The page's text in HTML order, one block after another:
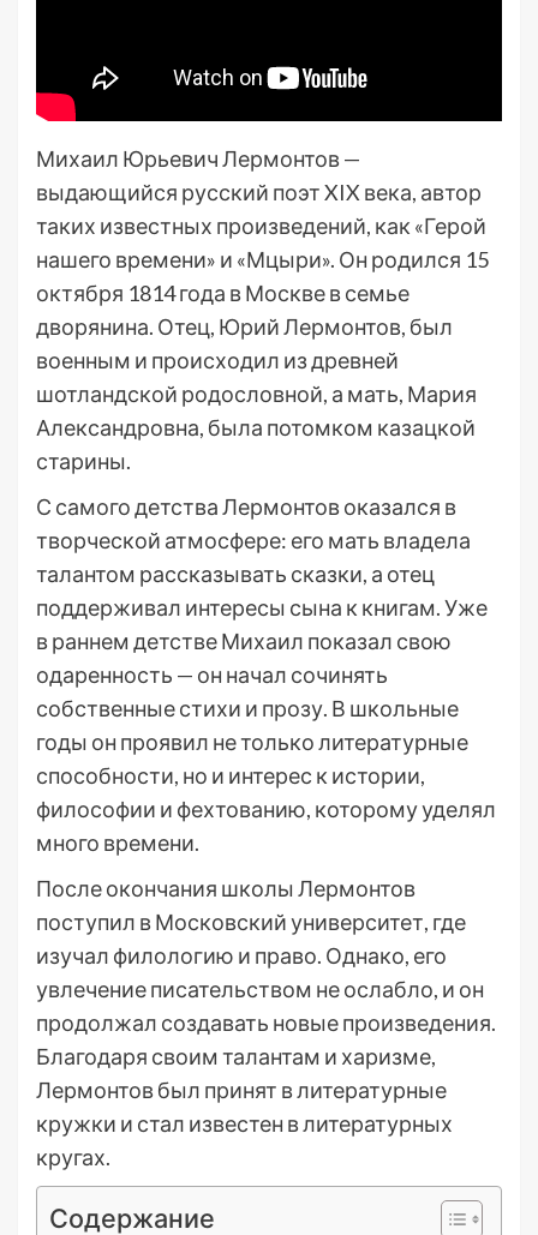
Михаил Юрьевич Лермонтов —
выдающийся русский поэт XIX века, автор
таких известных произведений, как «Герой
нашего времени» и «Мцыри». Он родился 15
октября 1814 года в Москве в семье
дворянина. Отец, Юрий Лермонтов, был
военным и происходил из древней
шотландской родословной, а мать, Мария
Александровна, была потомком казацкой
старины.
С самого детства Лермонтов оказался в
творческой атмосфере: его мать владела
талантом рассказывать сказки, а отец
поддерживал интересы сына к книгам. Уже
в раннем детстве Михаил показал свою
одаренность — он начал сочинять
собственные стихи и прозу. В школьные
годы он проявил не только литературные
способности, но и интерес к истории,
философии и фехтованию, которому уделял
много времени.
После окончания школы Лермонтов
поступил в Московский университет, где
изучал филологию и право. Однако, его
увлечение писательством не ослабло, и он
продолжал создавать новые произведения.
Благодаря своим талантам и харизме,
Лермонтов был принят в литературные
кружки и стал известен в литературных
кругах.
Содержание